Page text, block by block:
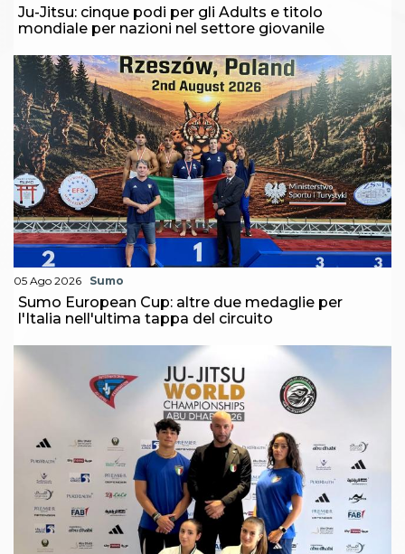
Ju-Jitsu: cinque podi per gli Adults e titolo
mondiale per nazioni nel settore giovanile
05 Ago 2026 Sumo
Sumo European Cup: altre due medaglie per
l'Italia nell'ultima tappa del circuito